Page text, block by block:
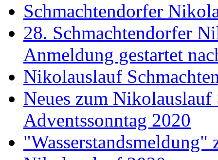
Schmachtendorfer
28. Schmachtendorfer
Anmeldung gestartet
Nikolauslauf
Neues zum
Adventssonntag 2020
"Wasserstandsmeldung"